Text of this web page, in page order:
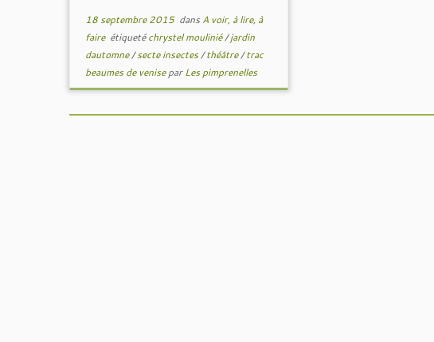
18 septembre 2015dans A voir, à lire, à
faire étiquetéchrystel moulinié/jardin
dautomne/secte insectes/théâtre/trac
beaumes de veniseparLes pimprenelles